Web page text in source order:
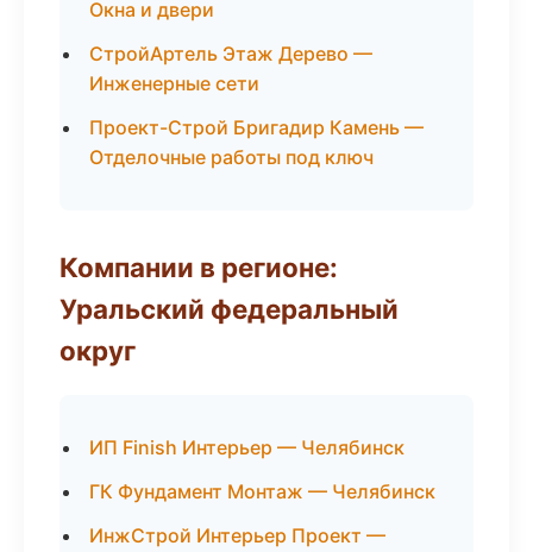
Окна и двери
СтройАртель Этаж Дерево —
Инженерные сети
Проект-Строй Бригадир Камень —
Отделочные работы под ключ
Компании в регионе:
Уральский федеральный
округ
ИП Finish Интерьер — Челябинск
ГК Фундамент Монтаж — Челябинск
ИнжСтрой Интерьер Проект —